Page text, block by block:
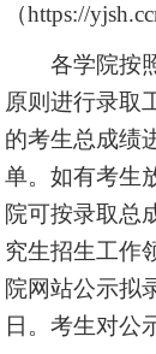
（https://
各学院按
原则进行录取
的考生总成绩
单。如有考生
院可按录取总
究生招生工作
院网站公示拟
日。考生对公